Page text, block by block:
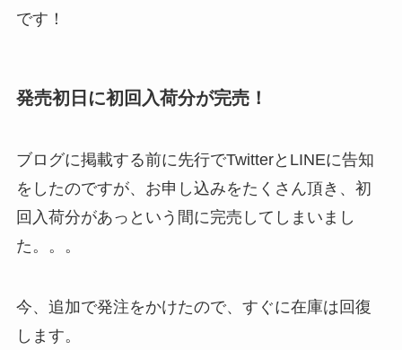
です！
発売初日に初回入荷分が完売！
ブログに掲載する前に先行でTwitterとLINEに告知
をしたのですが、お申し込みをたくさん頂き、初
回入荷分があっという間に完売してしまいまし
た。。。
今、追加で発注をかけたので、すぐに在庫は回復
します。